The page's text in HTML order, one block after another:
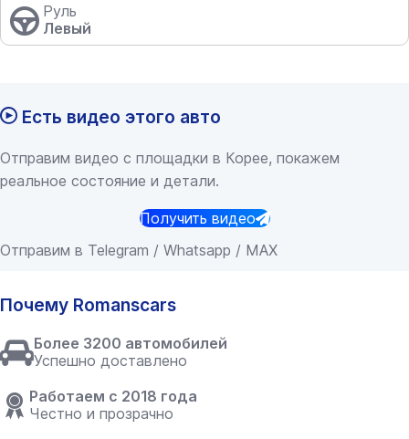
Руль
Левый
Есть видео этого авто
Отправим видео с площадки в Корее, покажем
реальное состояние и детали.
Получить видео
Отправим в Telegram / Whatsapp / MAX
Почему Romanscars
Более 3200 автомобилей
Успешно доставлено
Работаем с 2018 года
Честно и прозрачно